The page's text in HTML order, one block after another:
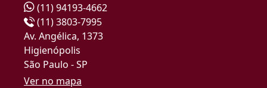
(11) 94193-4662
(11) 3803-7995
Av. Angélica, 1373
Higienópolis
São Paulo - SP
Ver no mapa